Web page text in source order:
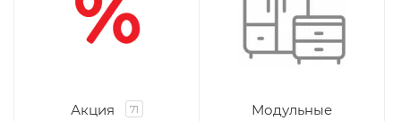
Акция 71
Модульные